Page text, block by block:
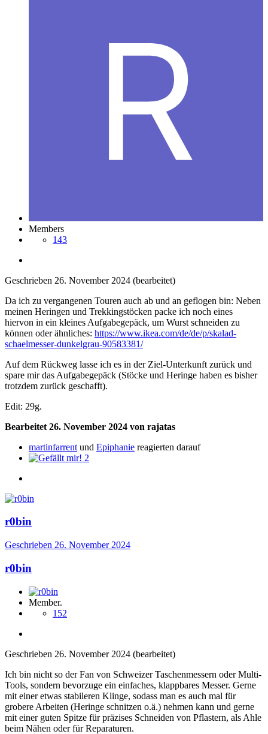
Members
143
Geschrieben 26. November 2024 (bearbeitet)
Da ich zu vergangenen Touren auch ab und an geflogen bin: Neben
meinen Heringen und Trekkingstöcken packe ich noch eines
hiervon in ein kleines Aufgabegepäck, um Wurst schneiden zu
können oder ähnliches: https://www.ikea.com/de/de/p/skalad-
schaelmesser-dunkelgrau-90583381/
Auf dem Rückweg lasse ich es in der Ziel-Unterkunft zurück und
spare mir das Aufgabegepäck (Stöcke und Heringe haben es bisher
trotzdem zurück geschafft).
Edit: 29g.
Bearbeitet 26. November 2024 von rajatas
martinfarrent und Epiphanie reagierten darauf
2
r0bin
Geschrieben 26. November 2024
r0bin
Member.
152
Geschrieben 26. November 2024 (bearbeitet)
Ich bin nicht so der Fan von Schweizer Taschenmessern oder Multi-
Tools, sondern bevorzuge ein einfaches, klappbares Messer. Gerne
mit einer etwas stabileren Klinge, sodass man es auch mal für
grobere Arbeiten (Heringe schnitzen o.ä.) nehmen kann und gerne
mit einer guten Spitze für präzises Schneiden von Pflastern, als Ahle
beim Nähen oder für Reparaturen.